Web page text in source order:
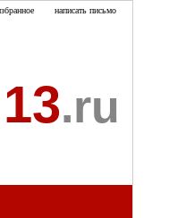
написать письмо
.ru